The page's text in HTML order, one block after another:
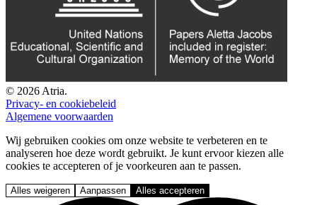
© 2026 Atria.
Privacy- en cookiebeleid
Algemene voorwaarden
Wij gebruiken cookies om onze website te verbeteren en te
analyseren hoe deze wordt gebruikt. Je kunt ervoor kiezen alle
cookies te accepteren of je voorkeuren aan te passen.
Alles weigeren Aanpassen Alles accepteren